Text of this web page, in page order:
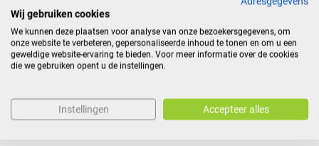
vooropleiding
€ 78,59*
Prijzen incl. BTW, excl.
verzendkosten
Wij gebruiken cookies
We kunnen deze plaatsen voor analyse van onze bezoekersgegevens, om
onze website te verbeteren, gepersonaliseerde inhoud te tonen en om u een
geweldige website-ervaring te bieden. Voor meer informatie over de cookies
die we gebruiken opent u de instellingen.
Instellingen Accepteer alles